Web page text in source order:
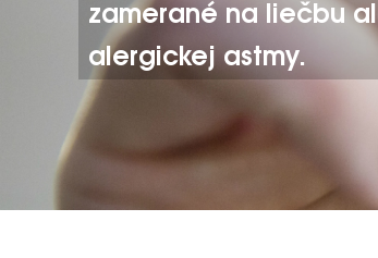
zamerané na liečbu
alergickej astmy.